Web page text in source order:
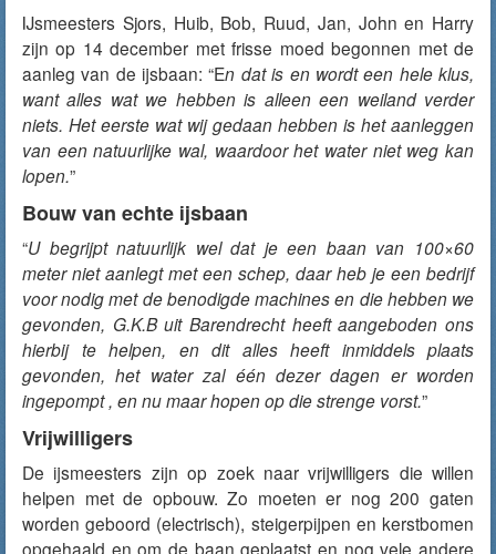
IJsmeesters Sjors, Huib, Bob, Ruud, Jan, John en Harry
zijn op 14 december met frisse moed begonnen met de
aanleg van de ijsbaan: “En dat is en wordt een hele klus,
want alles wat we hebben is alleen een weiland verder
niets. Het eerste wat wij gedaan hebben is het aanleggen
van een natuurlijke wal, waardoor het water niet weg kan
lopen.”
Bouw van echte ijsbaan
“U begrijpt natuurlijk wel dat je een baan van 100×60
meter niet aanlegt met een schep, daar heb je een bedrijf
voor nodig met de benodigde machines en die hebben we
gevonden, G.K.B uit Barendrecht heeft aangeboden ons
hierbij te helpen, en dit alles heeft inmiddels plaats
gevonden, het water zal één dezer dagen er worden
ingepompt , en nu maar hopen op die strenge vorst.”
Vrijwilligers
De ijsmeesters zijn op zoek naar vrijwilligers die willen
helpen met de opbouw. Zo moeten er nog 200 gaten
worden geboord (electrisch), steigerpijpen en kerstbomen
opgehaald en om de baan geplaatst en nog vele andere